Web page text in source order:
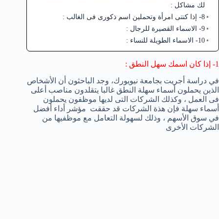
لك مشاكل :
8- إذا كنتى امرأة وتحملين اسم ذكورى فى الغالب :
9- الاسماء القصيرة للرجال :
10- الاسماء الطويلة للنساء :
1- إذا كان اسمك سهل النطق :
في دراسة أجريت بجامعة نيويورك، وجد الباحثون أن الأشخاص
الذين يحملون أسماء سهلة النطق غالبا يتقلدون مناصب أعلى
فى العمل ، وكذلك الشركات التى لديها موظفون يحملون
أسماء سهلة فإن هذة الشركات قد حققت مؤشر
أداء أفضل
في سوق الأسهم ، وذلك لسهولة التعامل مع موظفيها من
الشركات الأخرى